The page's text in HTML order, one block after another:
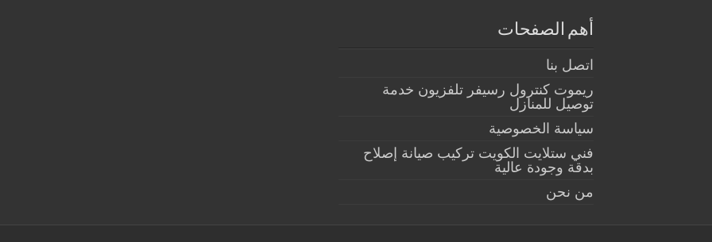
أهم الصفحات
اتصل بنا
ريموت كنترول رسيفر تلفزيون خدمة
توصيل للمنازل
سياسة الخصوصية
فني ستلايت الكويت تركيب صيانة إصلاح
بدقة وجودة عالية
من نحن